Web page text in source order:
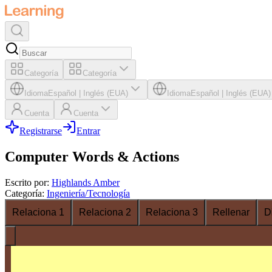
Categoría Categoría
IdiomaEspañol Inglés (EUA) IdiomaEspañol Inglés (EUA)
Cuenta Cuenta
Registrarse Entrar
Computer Words & Actions
Escrito por: Highlands Amber
Categoría: Ingeniería/Tecnología
Relaciona 1
Relaciona 2 Relaciona 3 Rellenar